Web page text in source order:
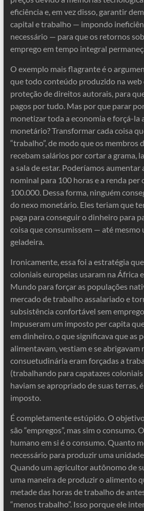
eficiência e, em vez disso, garantir
capital e trabalho — impondo
necessário — para que os retornos
emprego em tempo integral
O exemplo mais flagrante é o
que todo conteúdo produzido na web
proteção de direitos autorais, para
pagos por tudo. Mas por que parar
monetizar toda a economia e forçá-la
monetário? Transformar cada coisa
“trabalho”, de modo que os membros
recebam salários por cortar a grama,
a sala de estar. Poderíamos aumentar
nominal para 100 horas e a renda per
100.000. Dessa forma, ninguém
do nexo monetário. Eles teriam que
paga para conseguir o dinheiro para
coisa que consumissem — até mesmo
geladeira.
Ironicamente, essa foi a estratégia
coloniais europeias usaram na África
Mundo para forçar as populações
mercado de trabalho assalariado e
subsistência confortável sem
Impuseram um imposto per capita
em dinheiro, o que significava que as
alimentavam, vestiam e se abrigavam
consuetudinária eram forçadas a
(trabalhando para capatazes
haviam se apropriado de suas terras,
imposto.
É completamente estúpido. O
são “empregos”, mas sim o consumo.
humano em si é o consumo. Quanto
necessário para produzir uma
Quando um agricultor autônomo de
uma maneira de produzir o alimento
metade das horas de trabalho de
“menos trabalho”. Isso porque ele